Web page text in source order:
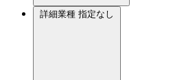
詳細業種 指定なし